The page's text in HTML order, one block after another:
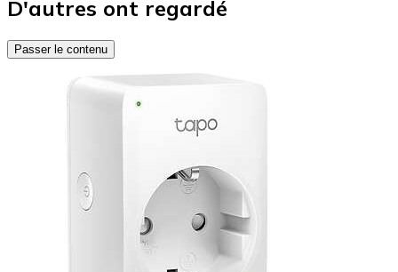
D'autres ont regardé
Passer le contenu